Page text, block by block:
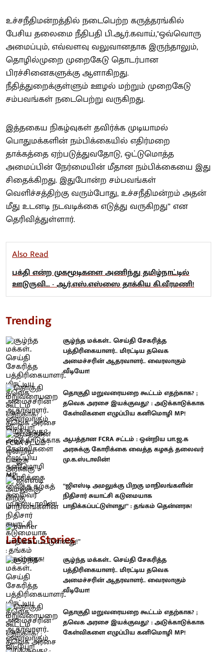
உச்சநீதிமன்றத்தில் நடைபெற்ற கருத்தரங்கில்
பேசிய தலைமை நீதிபதி பி.ஆர்.கவாய்,"ஒவ்வொரு
அமைப்பும், எவ்வளவு வலுவானதாக இருந்தாலும்,
தொழில்முறை முறைகேடு தொடர்பான
பிரச்சினைகளுக்கு ஆளாகிறது.
நீதித்துறைக்குள்ளும் ஊழல் மற்றும் முறைகேடு
சம்பவங்கள் நடைபெற்று வருகிறது.
இத்தகைய நிகழ்வுகள் தவிர்க்க முடியாமல்
பொதுமக்களின் நம்பிக்கையில் எதிர்மறை
தாக்கத்தை ஏற்படுத்துவதோடு, ஒட்டுமொத்த
அமைப்பின் நேர்மையின் மீதான நம்பிக்கையை இது
சிதைக்கிறது. இதுபோன்ற சம்பவங்கள்
வெளிச்சத்திற்கு வரும்போது, ​​உச்சநீதிமன்றம் அதன்
மீது உடனடி நடவடிக்கை எடுத்து வருகிறது” என
தெரிவித்துள்ளார்.
Also Read
பக்தி என்ற முகமூடிகளை அணிந்து தமிழ்நாட்டில்
ஊடுருவி... - ஆர்.எஸ்.எஸ்ஸை தாக்கிய கி.வீரமணி!
Trending
சூழ்ந்த மக்கள்.. செய்தி சேகரித்த
பத்திரிகையாளர்.. மிரட்டிய தவெக
அமைச்சரின் ஆதரவாளர்.. வைரலாகும்
வீடியோ!
தொகுதி மறுவரையறை கூட்டம் எதற்காக? ;
தவெக அரசை இயக்குவது? : அடுக்காடுக்காக
கேள்விகளை எழுப்பிய கனிமொழி MP!
ஆபத்தான FCRA சட்டம் : ஒன்றிய பா.ஜ.க
அரசுக்கு கோரிக்கை வைத்த கழகத் தலைவர்
மு.க.ஸ்டாலின்!
“ஜிஎஸ்டி அமலுக்கு பிறகு மாநிலங்களின்
நிதிசார் சுயாட்சி கடுமையாக
பாதிக்கப்பட்டுள்ளது!” : தங்கம் தென்னரசு!
Latest Stories
சூழ்ந்த மக்கள்.. செய்தி சேகரித்த
பத்திரிகையாளர்.. மிரட்டிய தவெக
அமைச்சரின் ஆதரவாளர்.. வைரலாகும்
வீடியோ!
தொகுதி மறுவரையறை கூட்டம் எதற்காக? ;
தவெக அரசை இயக்குவது? : அடுக்காடுக்காக
கேள்விகளை எழுப்பிய கனிமொழி MP!